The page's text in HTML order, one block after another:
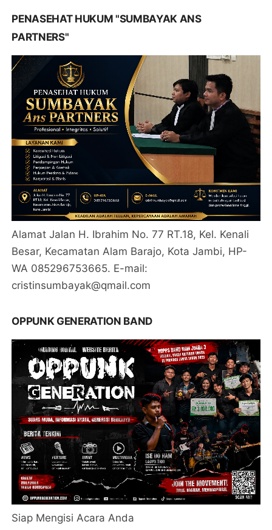
PENASEHAT HUKUM "SUMBAYAK ANS
PARTNERS"
Alamat Jalan H. Ibrahim No. 77 RT.18, Kel. Kenali
Besar, Kecamatan Alam Barajo, Kota Jambi, HP-
WA 085296753665. E-mail:
cristinsumbayak@qmail.com
OPPUNK GENERATION BAND
Siap Mengisi Acara Anda